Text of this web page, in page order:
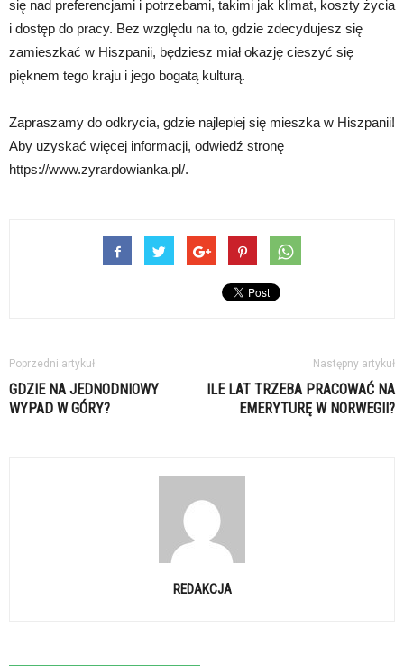
się nad preferencjami i potrzebami, takimi jak klimat, koszty życia
i dostęp do pracy. Bez względu na to, gdzie zdecydujesz się
zamieszkać w Hiszpanii, będziesz miał okazję cieszyć się
pięknem tego kraju i jego bogatą kulturą.
Zapraszamy do odkrycia, gdzie najlepiej się mieszka w Hiszpanii!
Aby uzyskać więcej informacji, odwiedź stronę
https://www.zyrardowianka.pl/.
Poprzedni artykuł
GDZIE NA JEDNODNIOWY
WYPAD W GÓRY?
Następny artykuł
ILE LAT TRZEBA PRACOWAĆ NA
EMERYTURĘ W NORWEGII?
REDAKCJA